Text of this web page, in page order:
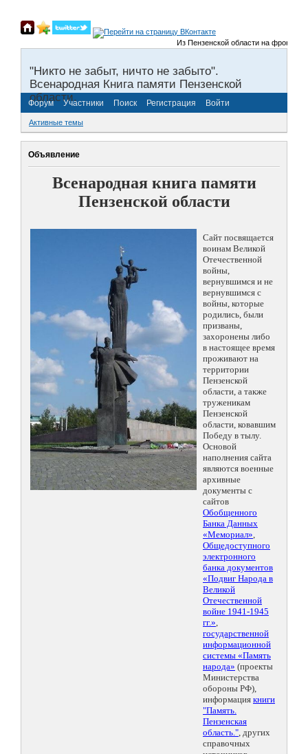
Из Пензенской области на фронты
"Никто не забыт, ничто не забыто".
Всенародная Книга памяти Пензенской
области.
Форум Участники Поиск Регистрация Войти
Активные темы
Объявление
Всенародная книга памяти
Пензенской области
Сайт посвящается
воинам Великой
Отечественной
войны,
вернувшимся и не
вернувшимся с
войны, которые
родились, были
призваны,
захоронены либо
в настоящее время
проживают на
территории
Пензенской
области, а также
труженикам
Пензенской
области, ковавшим
Победу в тылу.
Основой
наполнения сайта
являются военные
архивные
документы с
сайтов
Обобщенного
Банка Данных
«Мемориал»,
Общедоступного
электронного
банка документов
«Подвиг Народа в
Великой
Отечественной
войне 1941-1945
гг.»,
государственной
информационной
системы «Память
народа» (проекты
Министерства
обороны РФ),
информация книги
"Память.
Пензенская
область.", других
справочных